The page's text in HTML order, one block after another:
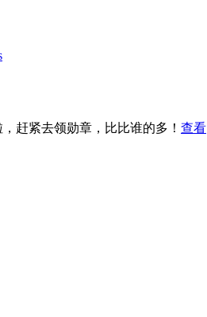
赶紧去领勋章，比比谁的多！ 查看